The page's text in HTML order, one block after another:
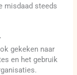
misdaad steeds
gekeken naar
en het gebruik